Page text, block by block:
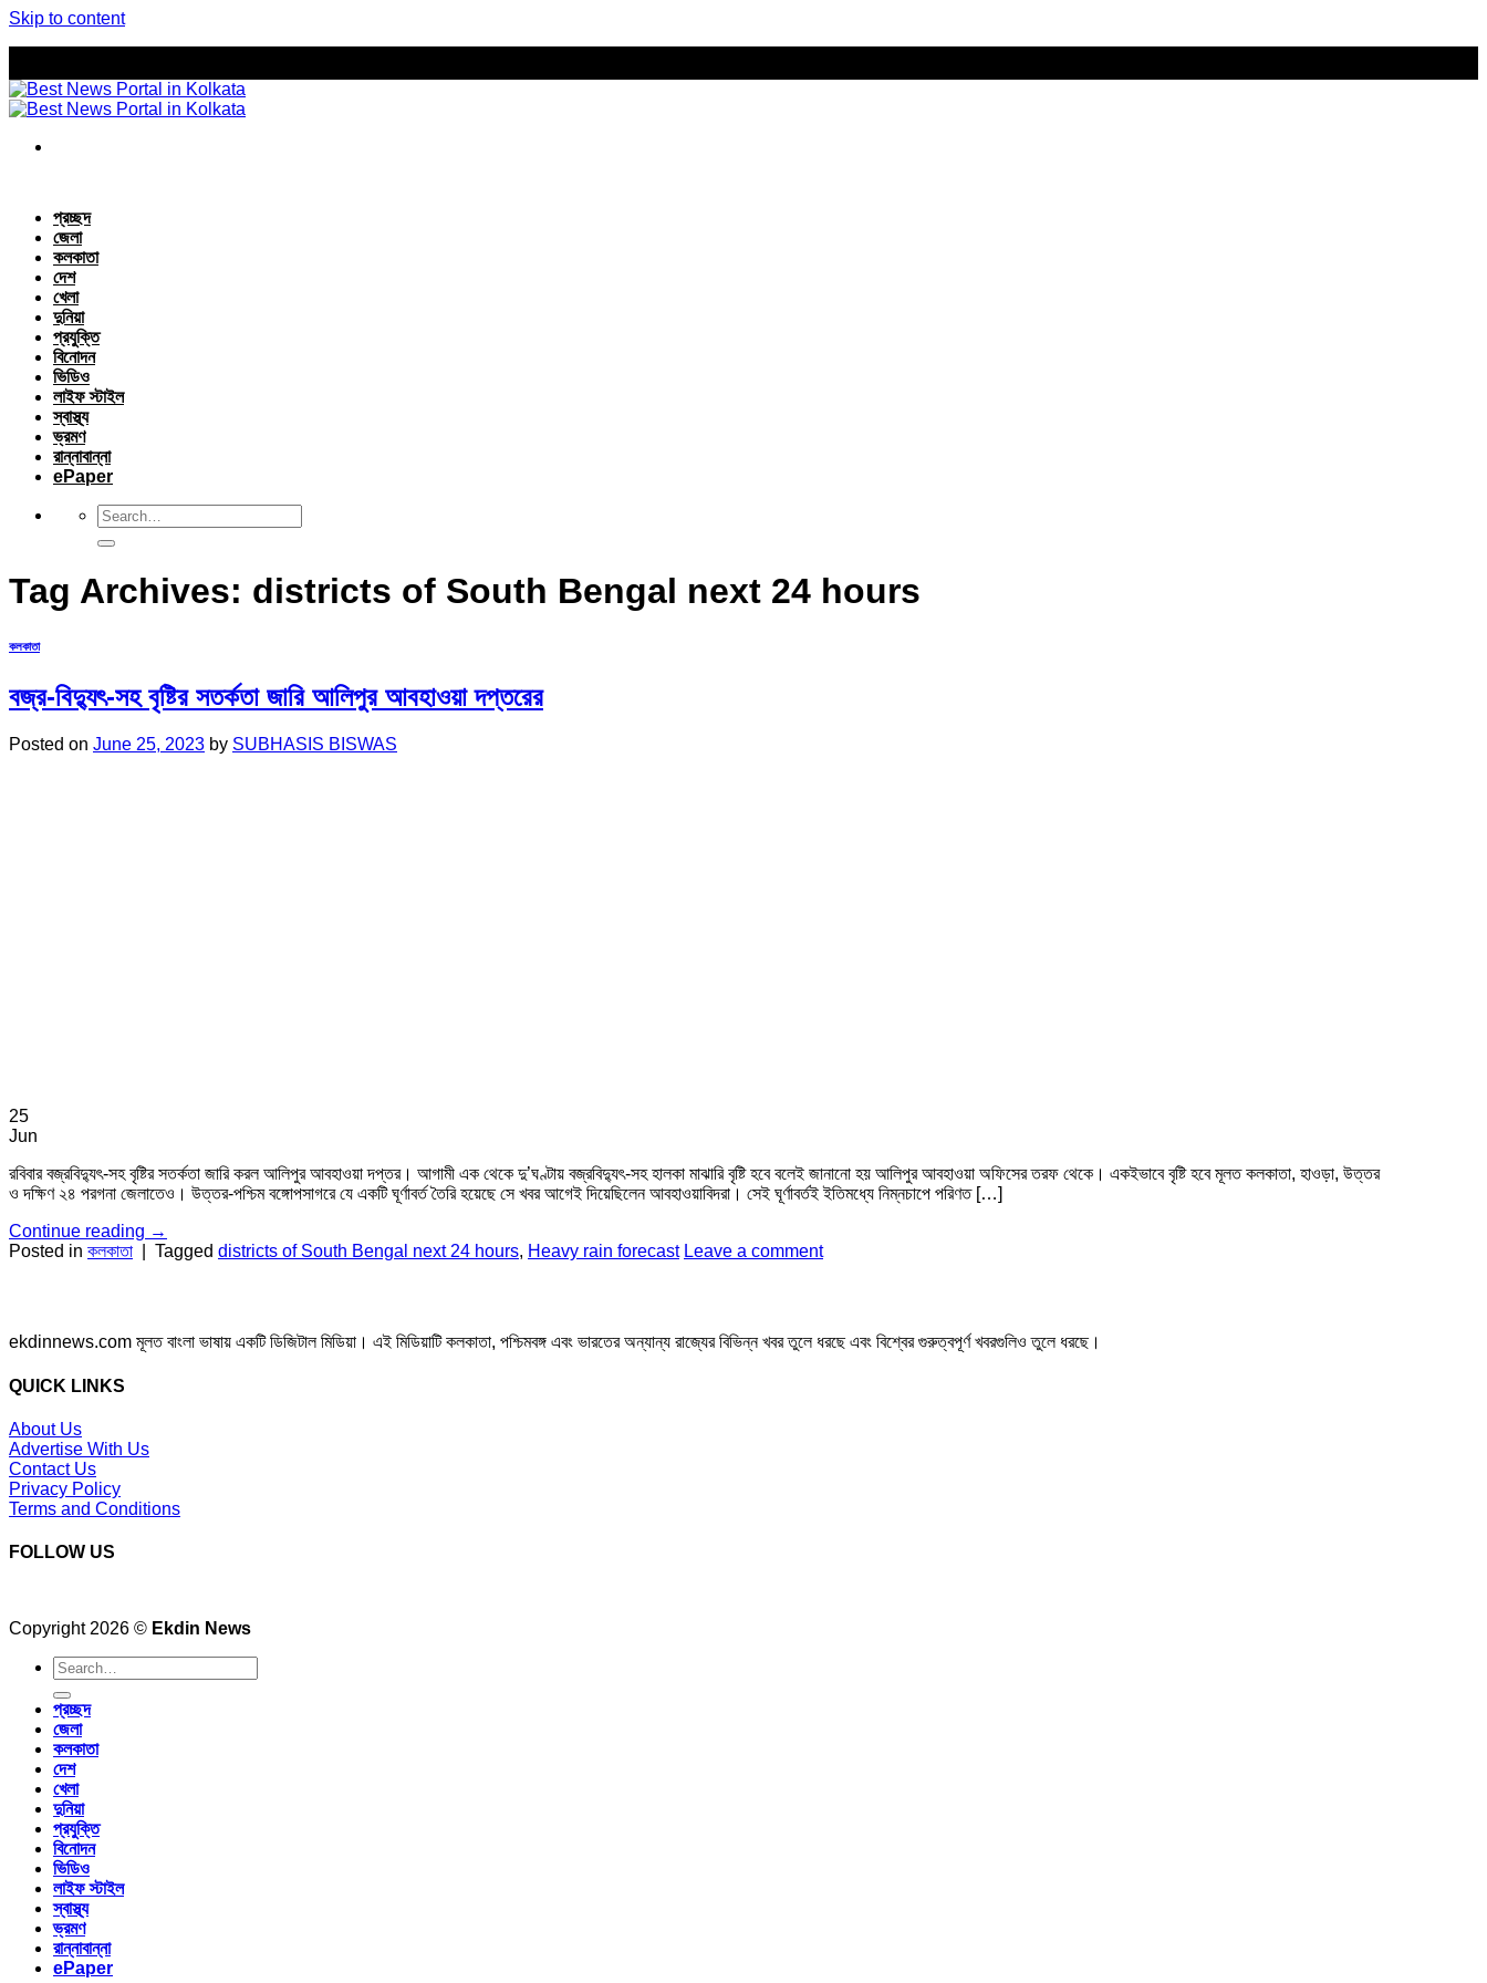
Skip to content
প্রচ্ছদ
জেলা
কলকাতা
দেশ
খেলা
দুনিয়া
প্রযুক্তি
বিনোদন
ভিডিও
লাইফ স্টাইল
স্বাস্থ্য
ভ্রমণ
রান্নাবান্না
ePaper
Tag Archives: districts of South Bengal next 24 hours
কলকাতা
বজ্র-বিদ্যুৎ-সহ বৃষ্টির সতর্কতা জারি আলিপুর আবহাওয়া দপ্তরের
Posted on June 25, 2023 by SUBHASIS BISWAS
25
Jun
রবিবার বজ্রবিদ্যুৎ-সহ বৃষ্টির সতর্কতা জারি করল আলিপুর আবহাওয়া দপ্তর। আগামী এক থেকে দু’ঘণ্টায় বজ্রবিদ্যুৎ-সহ হালকা মাঝারি বৃষ্টি হবে বলেই জানানো হয় আলিপুর আবহাওয়া অফিসের তরফ থেকে। একইভাবে বৃষ্টি হবে মূলত কলকাতা, হাওড়া, উত্তর
ও দক্ষিণ ২৪ পরগনা জেলাতেও। উত্তর-পশ্চিম বঙ্গোপসাগরে যে একটি ঘূর্ণাবর্ত তৈরি হয়েছে সে খবর আগেই দিয়েছিলেন আবহাওয়াবিদরা। সেই ঘূর্ণাবর্তই ইতিমধ্যে নিম্নচাপে পরিণত […]
Continue reading →
Posted in কলকাতা Tagged districts of South Bengal next 24 hours, Heavy rain forecast Leave a comment
ekdinnews.com মূলত বাংলা ভাষায় একটি ডিজিটাল মিডিয়া। এই মিডিয়াটি কলকাতা, পশ্চিমবঙ্গ এবং ভারতের অন্যান্য রাজ্যের বিভিন্ন খবর তুলে ধরছে এবং বিশ্বের গুরুত্বপূর্ণ খবরগুলিও তুলে ধরছে।
QUICK LINKS
About Us
Advertise With Us
Contact Us
Privacy Policy
Terms and Conditions
FOLLOW US
Copyright 2026 © Ekdin News
প্রচ্ছদ
জেলা
কলকাতা
দেশ
খেলা
দুনিয়া
প্রযুক্তি
বিনোদন
ভিডিও
লাইফ স্টাইল
স্বাস্থ্য
ভ্রমণ
রান্নাবান্না
ePaper